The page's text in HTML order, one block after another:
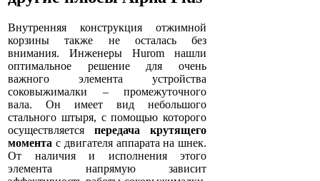
Внутренняя конструкция отжимной
корзины также не осталась без
внимания. Инженеры Hurom нашли
оптимальное решение для очень
важного элемента устройства
соковыжималки – промежуточного
вала. Он имеет вид небольшого
стального штыря, с помощью которого
осуществляетсяпередача крутящего
момента с двигателя аппарата на шнек.
От наличия и исполнения этого
элемента напрямую зависит